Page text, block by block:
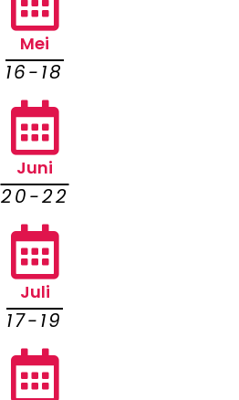
Mei
16-18
Juni
20-22
Juli
17-19